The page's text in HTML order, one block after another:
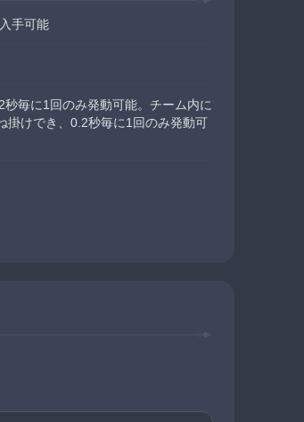
手可能
秒毎に1回のみ発動可能。チーム内に
掛けでき、0.2秒毎に1回のみ発動可